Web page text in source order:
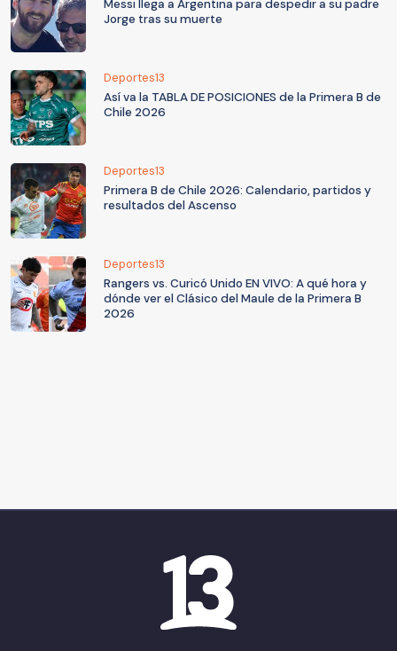
Messi llega a Argentina para despedir a su padre
Jorge tras su muerte
Deportes13
Así va la TABLA DE POSICIONES de la Primera B de
Chile 2026
Deportes13
Primera B de Chile 2026: Calendario, partidos y
resultados del Ascenso
Deportes13
Rangers vs. Curicó Unido EN VIVO: A qué hora y
dónde ver el Clásico del Maule de la Primera B
2026